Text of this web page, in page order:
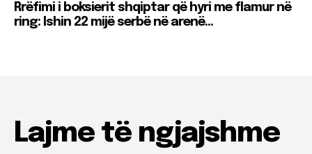
Rrëfimi i boksierit shqiptar që hyri me flamur në
ring: Ishin 22 mijë serbë në arenë…
Lajme të ngjajshme